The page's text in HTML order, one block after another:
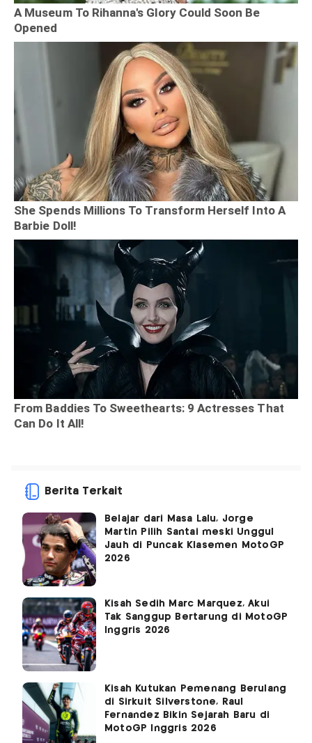
Berita Terkait
Belajar dari Masa Lalu, Jorge
Martin Pilih Santai meski Unggul
Jauh di Puncak Klasemen MotoGP
2026
Kisah Sedih Marc Marquez, Akui
Tak Sanggup Bertarung di MotoGP
Inggris 2026
Kisah Kutukan Pemenang Berulang
di Sirkuit Silverstone, Raul
Fernandez Bikin Sejarah Baru di
MotoGP Inggris 2026